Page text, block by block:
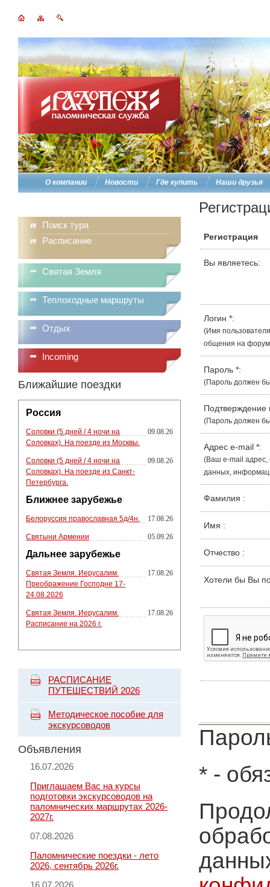
О компании Новости Где купить Наши друзья
Поиск тура
Расписание
Святая Земля
Теплоходные маршруты
Отдых
Incoming
Ближайшие поездки
Россия
Соловки (5 дней / 4 ночи на
Соловках). На поезде из Москвы.
09.08.26
Соловки (5 дней / 4 ночи на
Соловках). На поезде из Санкт-
Петербурга.
09.08.26
Ближнее зарубежье
Белоруссия православная 5д/4н. 17.08.26
Святыни Армении 05.09.26
Дальнее зарубежье
Святая Земля. Иерусалим.
Преображение Господне 17-
24.08.2026
17.08.26
Святая Земля. Иерусалим.
Расписание на 2026 г.
17.08.26
РАСПИСАНИЕ
ПУТЕШЕСТВИЙ 2026
Методическое пособие для
экскурсоводов
Объявления
16.07.2026
Приглашаем Вас на курсы
подготовки экскурсоводов на
паломнических маршрутах 2026-
2027г.
07.08.2026
Паломнические поездки - лето
2026, сентябрь 2026г.
16.07.2026
Регистрация
Вы являетесь:
Логин *:
(Имя
общения на
Пароль *:
(Пароль должен
(Пароль должен
Адрес e-mail *:
(Ваш e-mail адрес,
данных,
Фамилия :
Имя :
Отчество :
Хотели бы Вы
* -